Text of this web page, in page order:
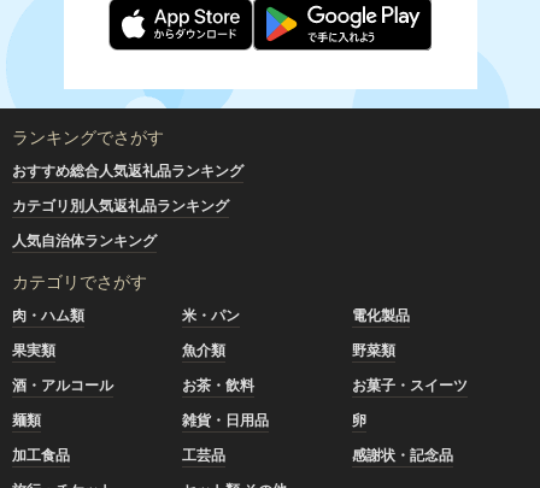
ランキングでさがす
おすすめ総合人気返礼品ランキング
カテゴリ別人気返礼品ランキング
人気自治体ランキング
カテゴリでさがす
肉・ハム類 米・パン
電化製品
果実類
魚介類
野菜類
酒・アルコール
お茶・飲料
お菓子・スイーツ
麺類
雑貨・日用品
卵
加工食品
工芸品
感謝状・記念品